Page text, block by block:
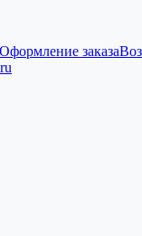
Оформление заказа